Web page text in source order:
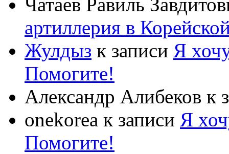
артиллерия в
Жулдыз к записи Я
Помогите!
Александр Алибеков к
onekorea к записи Я
Помогите!